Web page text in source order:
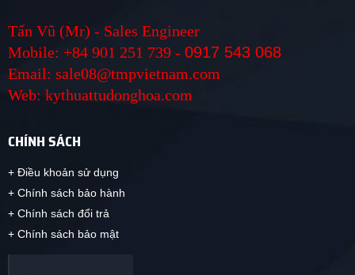
Tấn Vũ (Mr) - Sales Engineer
Mobile: +84 901 251 739 - 0917 543 068
Email: sale08@tmpvietnam.com
Web: kythuattudonghoa.com
CHÍNH SÁCH
+ Điều khoản sử dụng
+ Chính sách bảo hành
+ Chính sách đổi trả
+ Chính sách bảo mật